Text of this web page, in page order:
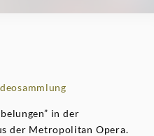
in der
der Metropolitan Opera.